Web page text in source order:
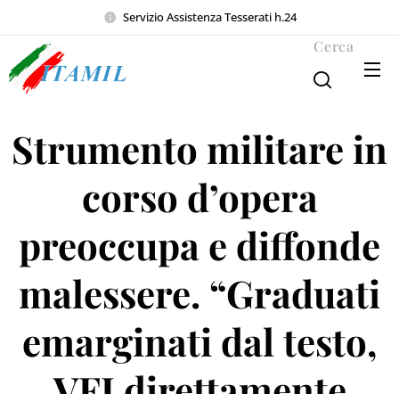
Servizio Assistenza Tesserati h.24
Cerca
Strumento militare in
corso d’opera
preoccupa e diffonde
malessere. “Graduati
emarginati dal testo,